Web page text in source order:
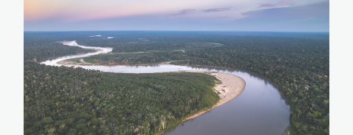
Manu carretera Diego
Perez SPDA